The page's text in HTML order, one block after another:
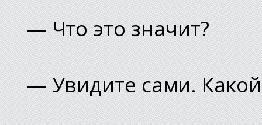
— Что это значит?
— Увидите сами.